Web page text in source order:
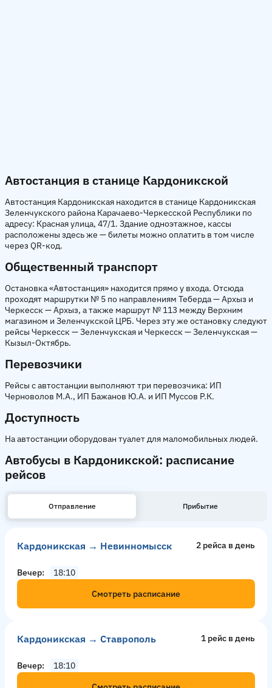
Автостанция в станице Кардоникской
Автостанция Кардоникская находится в станице Кардоникская
Зеленчукского района Карачаево-Черкесской Республики по
адресу: Красная улица, 47/1. Здание одноэтажное, кассы
расположены здесь же — билеты можно оплатить в том числе
через QR-код.
Общественный транспорт
Остановка «Автостанция» находится прямо у входа. Отсюда
проходят маршрутки № 5 по направлениям Теберда — Архыз и
Черкесск — Архыз, а также маршрут № 113 между Верхним
магазином и Зеленчукской ЦРБ. Через эту же остановку следуют
рейсы Черкесск — Зеленчукская и Черкесск — Зеленчукская —
Кызыл-Октябрь.
Перевозчики
Рейсы с автостанции выполняют три перевозчика: ИП
Черноволов М.А., ИП Бажанов Ю.А. и ИП Муссов Р.К.
Доступность
На автостанции оборудован туалет для маломобильных людей.
Автобусы в Кардоникской: расписание
рейсов
Отправление Прибытие
Кардоникская → Невинномысск 2 рейсa в день
Вечер
18:10
Смотреть расписание
Кардоникская → Ставрополь 1 рейс в день
Вечер
18:10